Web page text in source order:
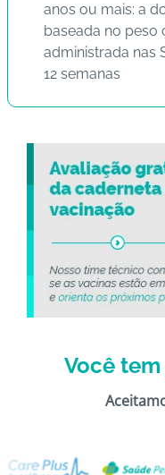
anos ou mais: a
baseada no peso
administrada nas
12 semanas
Você